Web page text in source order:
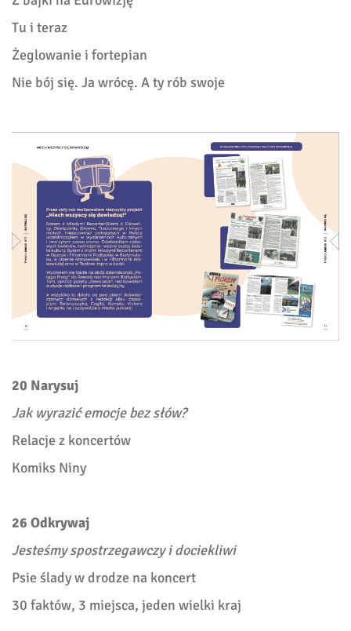
Tu i teraz
Żeglowanie i fortepian
Nie bój się. Ja wrócę. A ty rób swoje
20 Narysuj
Jak wyrazić emocje bez słów?
Relacje z koncertów
Komiks Niny
26 Odkrywaj
Jesteśmy spostrzegawczy i dociekliwi
Psie ślady w drodze na koncert
30 faktów, 3 miejsca, jeden wielki kraj